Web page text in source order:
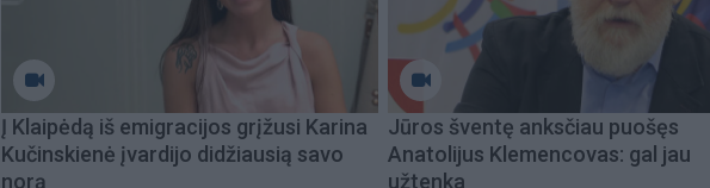
Į Klaipėdą iš emigracijos grįžusi Karina
Kučinskienė įvardijo didžiausią savo
norą
Jūros šventę anksčiau puošęs
Anatolijus Klemencovas: gal jau
užtenka